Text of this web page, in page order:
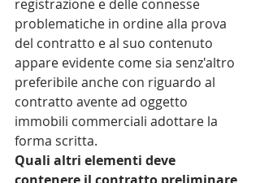
registrazione e delle connesse
problematiche in ordine alla prova
del contratto e al suo contenuto
appare evidente come sia senz'altro
preferibile anche con riguardo al
contratto avente ad oggetto
immobili commerciali adottare la
forma scritta.
Quali altri elementi deve